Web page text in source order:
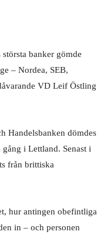
banker gömde
– Nordea, SEB,
VD Leif Östling
Handelsbanken dömdes
i Lettland. Senast i
från brittiska
hur antingen obefintliga
in – och personen